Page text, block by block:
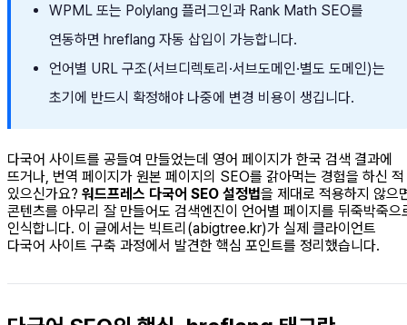
WPML 또는 Polylang 플러그인과 Rank Math SEO를
연동하면 hreflang 자동 삽입이 가능합니다.
언어별 URL 구조(서브디렉토리·서브도메인·별도 도메인)는
초기에 반드시 확정해야 나중에 변경 비용이 생깁니다.
다국어 사이트를 공들여 만들었는데 영어 페이지가 한국 검색 결과에
뜨거나, 번역 페이지가 원본 페이지의 SEO를 갉아먹는 경험을 하신 적
있으신가요? 워드프레스 다국어 SEO 설정법을 제대로 적용하지 않으
콘텐츠를 아무리 잘 만들어도 검색엔진이 언어별 페이지를 뒤죽박죽으
인식합니다. 이 글에서는 빅트리(abigtree.kr)가 실제 클라이언트
다국어 사이트 구축 과정에서 발견한 핵심 포인트를 정리했습니다.